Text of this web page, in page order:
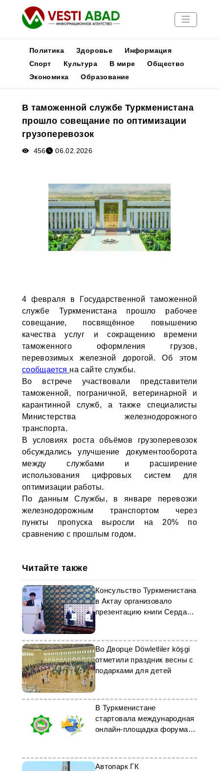
Новости
Медиа
Афиша
Политика Здоровье
Информация
Спорт
Культура В мире
Общество
Экономика
Образование
В таможенной службе Туркменистана
прошло совещание по оптимизации
грузоперевозок
456 06.02.2026
4 февраля в Государственной таможенной
службе Туркменистана прошло рабочее
совещание, посвящённое повышению
качества услуг и сокращению времени
таможенного оформления грузов,
перевозимых железной дорогой. Об этом
сообщается на сайте службы.
Во встрече участвовали представители
таможенной, пограничной, ветеринарной и
карантинной служб, а также специалисты
Министерства железнодорожного
транспорта.
В условиях роста объёмов грузоперевозок
обсуждались улучшение документооборота
между службами и расширение
использования цифровых систем для
оптимизации работы.
По данным Службы, в январе перевозки
железнодорожным транспортом через
пункты пропуска выросли на 20% по
сравнению с прошлым годом.
Читайте также
Консульство Туркменистана
в Актау организовало
презентацию книги Сердара
Во Дворце Döwletliler köşgi
отметили праздник весны с
подарками для детей
В Туркменистане
стартовала международная
онлайн-площадка форума
Автопарк ГК